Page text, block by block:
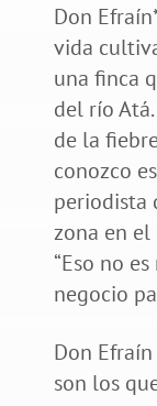
Don
vida
una finca
del río
de la
conozco
periodista
zona en el
“Eso no
negocio
Don
son los